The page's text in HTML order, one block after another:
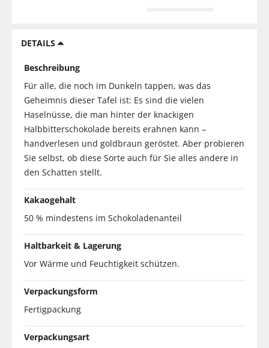
DETAILS
Beschreibung
Für alle, die noch im Dunkeln tappen, was das
Geheimnis dieser Tafel ist: Es sind die vielen
Haselnüsse, die man hinter der knackigen
Halbbitterschokolade bereits erahnen kann –
handverlesen und goldbraun geröstet. Aber probieren
Sie selbst, ob diese Sorte auch für Sie alles andere in
den Schatten stellt.
Kakaogehalt
50 % mindestens im Schokoladenanteil
Haltbarkeit & Lagerung
Vor Wärme und Feuchtigkeit schützen.
Verpackungsform
Fertigpackung
Verpackungsart